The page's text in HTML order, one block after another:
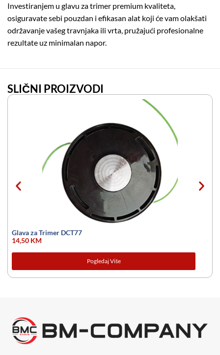
Investiranjem u glavu za trimer premium kvaliteta,
osiguravate sebi pouzdan i efikasan alat koji će vam olakšati
održavanje vašeg travnjaka ili vrta, pružajući profesionalne
rezultate uz minimalan napor.
SLIČNI PROIZVODI
Glava za Trimer DCT77
14,50 KM
Pogledaj Više